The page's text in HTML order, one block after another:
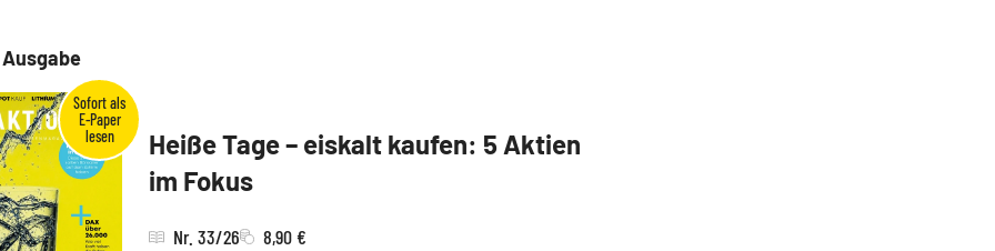
Heiße Tage – eiskalt kaufen: 5 Aktien
im Fokus
Nr. 33/26 8,90 €